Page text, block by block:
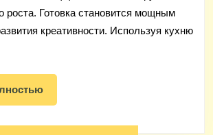
роста. Готовка становится мощным
креативности. Используя кухню
показать
полностью